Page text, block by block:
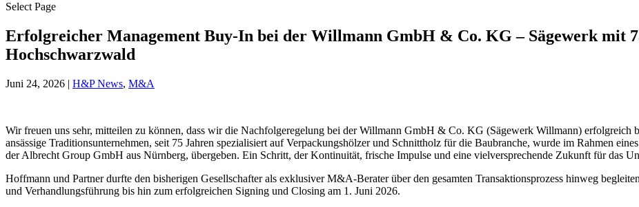
Select Page
Erfolgreicher Management Buy-In bei der Willmann GmbH & Co. KG – Sägewerk mit
Hochschwarzwald
Juni 24, 2026 | H&P News, M&A
Wir freuen uns sehr, mitteilen zu können, dass wir die Nachfolgeregelung bei der Willmann GmbH & Co. KG (Sägewerk Willmann)
ansässige Traditionsunternehmen, seit 75 Jahren spezialisiert auf Verpackungshölzer und Schnittholz für die Baubranche, wurde im Rahmen
der Albrecht Group GmbH aus Nürnberg, übergeben. Ein Schritt, der Kontinuität, frische Impulse und eine vielversprechende Zukunft für das
Hoffmann und Partner durfte den bisherigen Gesellschafter als exklusiver M&A-Berater über den gesamten Transaktionsprozess hinweg
und Verhandlungsführung bis hin zum erfolgreichen Signing und Closing am 1. Juni 2026.